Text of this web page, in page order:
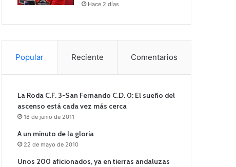
Hace 2 días
Popular Reciente Comentarios
La Roda C.F. 3-San Fernando C.D. 0: El sueño del
ascenso está cada vez más cerca
18 de junio de 2011
A un minuto de la gloria
22 de mayo de 2010
Unos 200 aficionados, ya en tierras andaluzas